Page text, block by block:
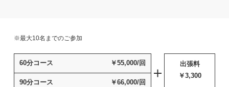
※最大10名までのご参加
60分コース ￥55,000/回
90分コース ￥66,000/回
出張料
￥3,300